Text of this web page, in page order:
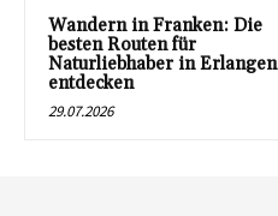
Wandern in Franken: Die
besten Routen für
Naturliebhaber in Erlangen
entdecken
29.07.2026